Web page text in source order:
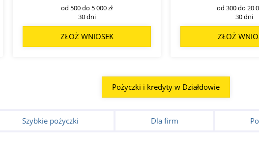
od 500 do 5 000 zł
30 dni
ZŁOŻ WNIOSEK
od 300 do 20
30 dni
ZŁOŻ
Pożyczki i kredyty w Działdowie
Szybkie pożyczki Dla firm